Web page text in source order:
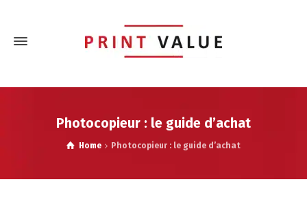
Photocopieur : le guide d’achat
Home Photocopieur : le guide d’achat